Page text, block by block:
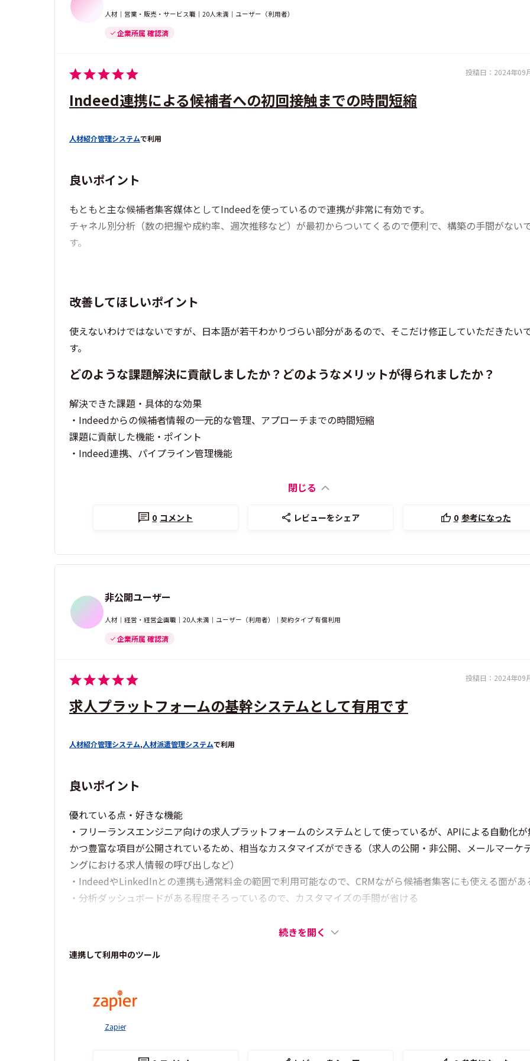
人材｜営業・販売・サービス職｜20人未満｜ユーザー（利用者）
企業所属 確認済
投稿日： 2024年09
Indeed連携による候補者への初回接触までの時間短縮
人材紹介管理システムで利用
良いポイント
もともと主な候補者集客媒体としてIndeedを使っているので連携が非常に有効です。
チャネル別分析（数の把握や成約率、週次推移など）が最初からついてくるので便利で、構築の手間がない
す。
改善してほしいポイント
使えないわけではないですが、日本語が若干わかりづらい部分があるので、そこだけ修正していただきたい
す。
どのような課題解決に貢献しましたか？どのようなメリットが得られましたか？
解決できた課題・具体的な効果
・Indeedからの候補者情報の一元的な管理、アプローチまでの時間短縮
課題に貢献した機能・ポイント
・Indeed連携、パイプライン管理機能
閉じる
0 コメント レビューをシェア 0 参考になった
非公開ユーザー
人材｜経営・経営企画職｜20人未満｜ユーザー（利用者）｜契約タイプ 有償利用
企業所属 確認済
投稿日： 2024年09
求人プラットフォームの基幹システムとして有用です
人材紹介管理システム,人材派遣管理システムで利用
良いポイント
優れている点・好きな機能
・フリーランスエンジニア向けの求人プラットフォームのシステムとして使っているが、APIによる自動化
かつ豊富な項目が公開されているため、相当なカスタマイズができる（求人の公開・非公開、メールマーケ
ングにおける求人情報の呼び出しなど）
・IndeedやLinkedInとの連携も通常料金の範囲で利用可能なので、CRMながら候補者集客にも使える面があ
・分析ダッシュボードがある程度そろっているので、カスタマイズの手間が省ける
続きを開く
連携して利用中のツール
Zapier